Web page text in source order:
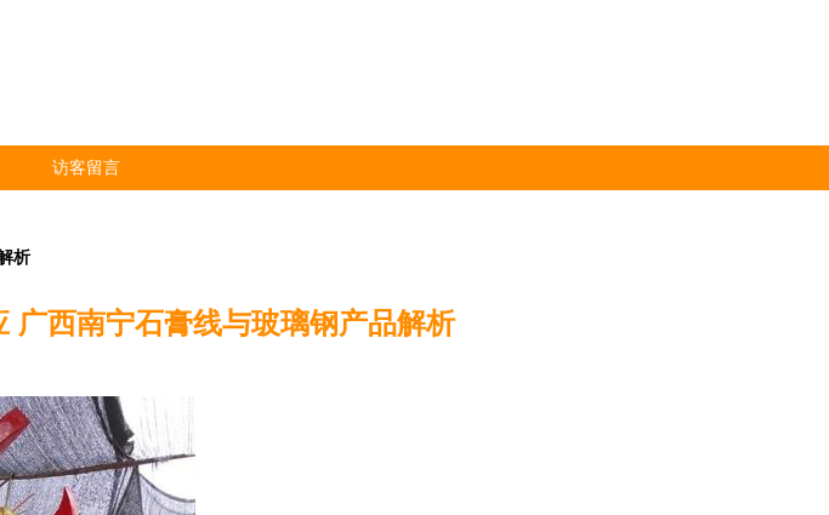
访客留言
析
广西南宁石膏线与玻璃钢产品解析